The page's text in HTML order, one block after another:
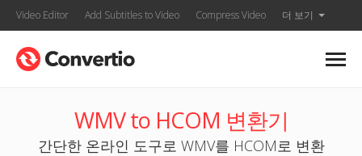
Video Editor Add Subtitles to Video Compress Video 더 보기
WMV to HCOM 변환기
간단한 온라인 도구로 WMV를 HCOM로 변환